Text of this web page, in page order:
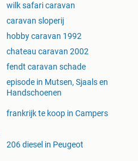
wilk safari caravan
caravan sloperij
hobby caravan 1992
chateau caravan 2002
fendt caravan schade
episode in Mutsen, Sjaals en
Handschoenen
frankrijk te koop in Campers
206 diesel in Peugeot